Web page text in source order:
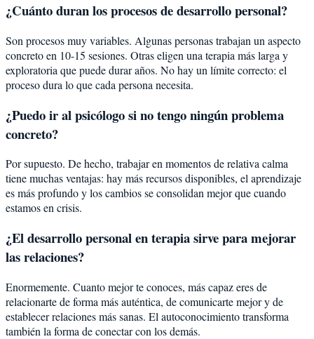
¿Cuánto duran los procesos de desarrollo personal?
Son procesos muy variables. Algunas personas trabajan un aspecto
concreto en 10-15 sesiones. Otras eligen una terapia más larga y
exploratoria que puede durar años. No hay un límite correcto: el
proceso dura lo que cada persona necesita.
¿Puedo ir al psicólogo si no tengo ningún problema
concreto?
Por supuesto. De hecho, trabajar en momentos de relativa calma
tiene muchas ventajas: hay más recursos disponibles, el aprendizaje
es más profundo y los cambios se consolidan mejor que cuando
estamos en crisis.
¿El desarrollo personal en terapia sirve para mejorar
las relaciones?
Enormemente. Cuanto mejor te conoces, más capaz eres de
relacionarte de forma más auténtica, de comunicarte mejor y de
establecer relaciones más sanas. El autoconocimiento transforma
también la forma de conectar con los demás.